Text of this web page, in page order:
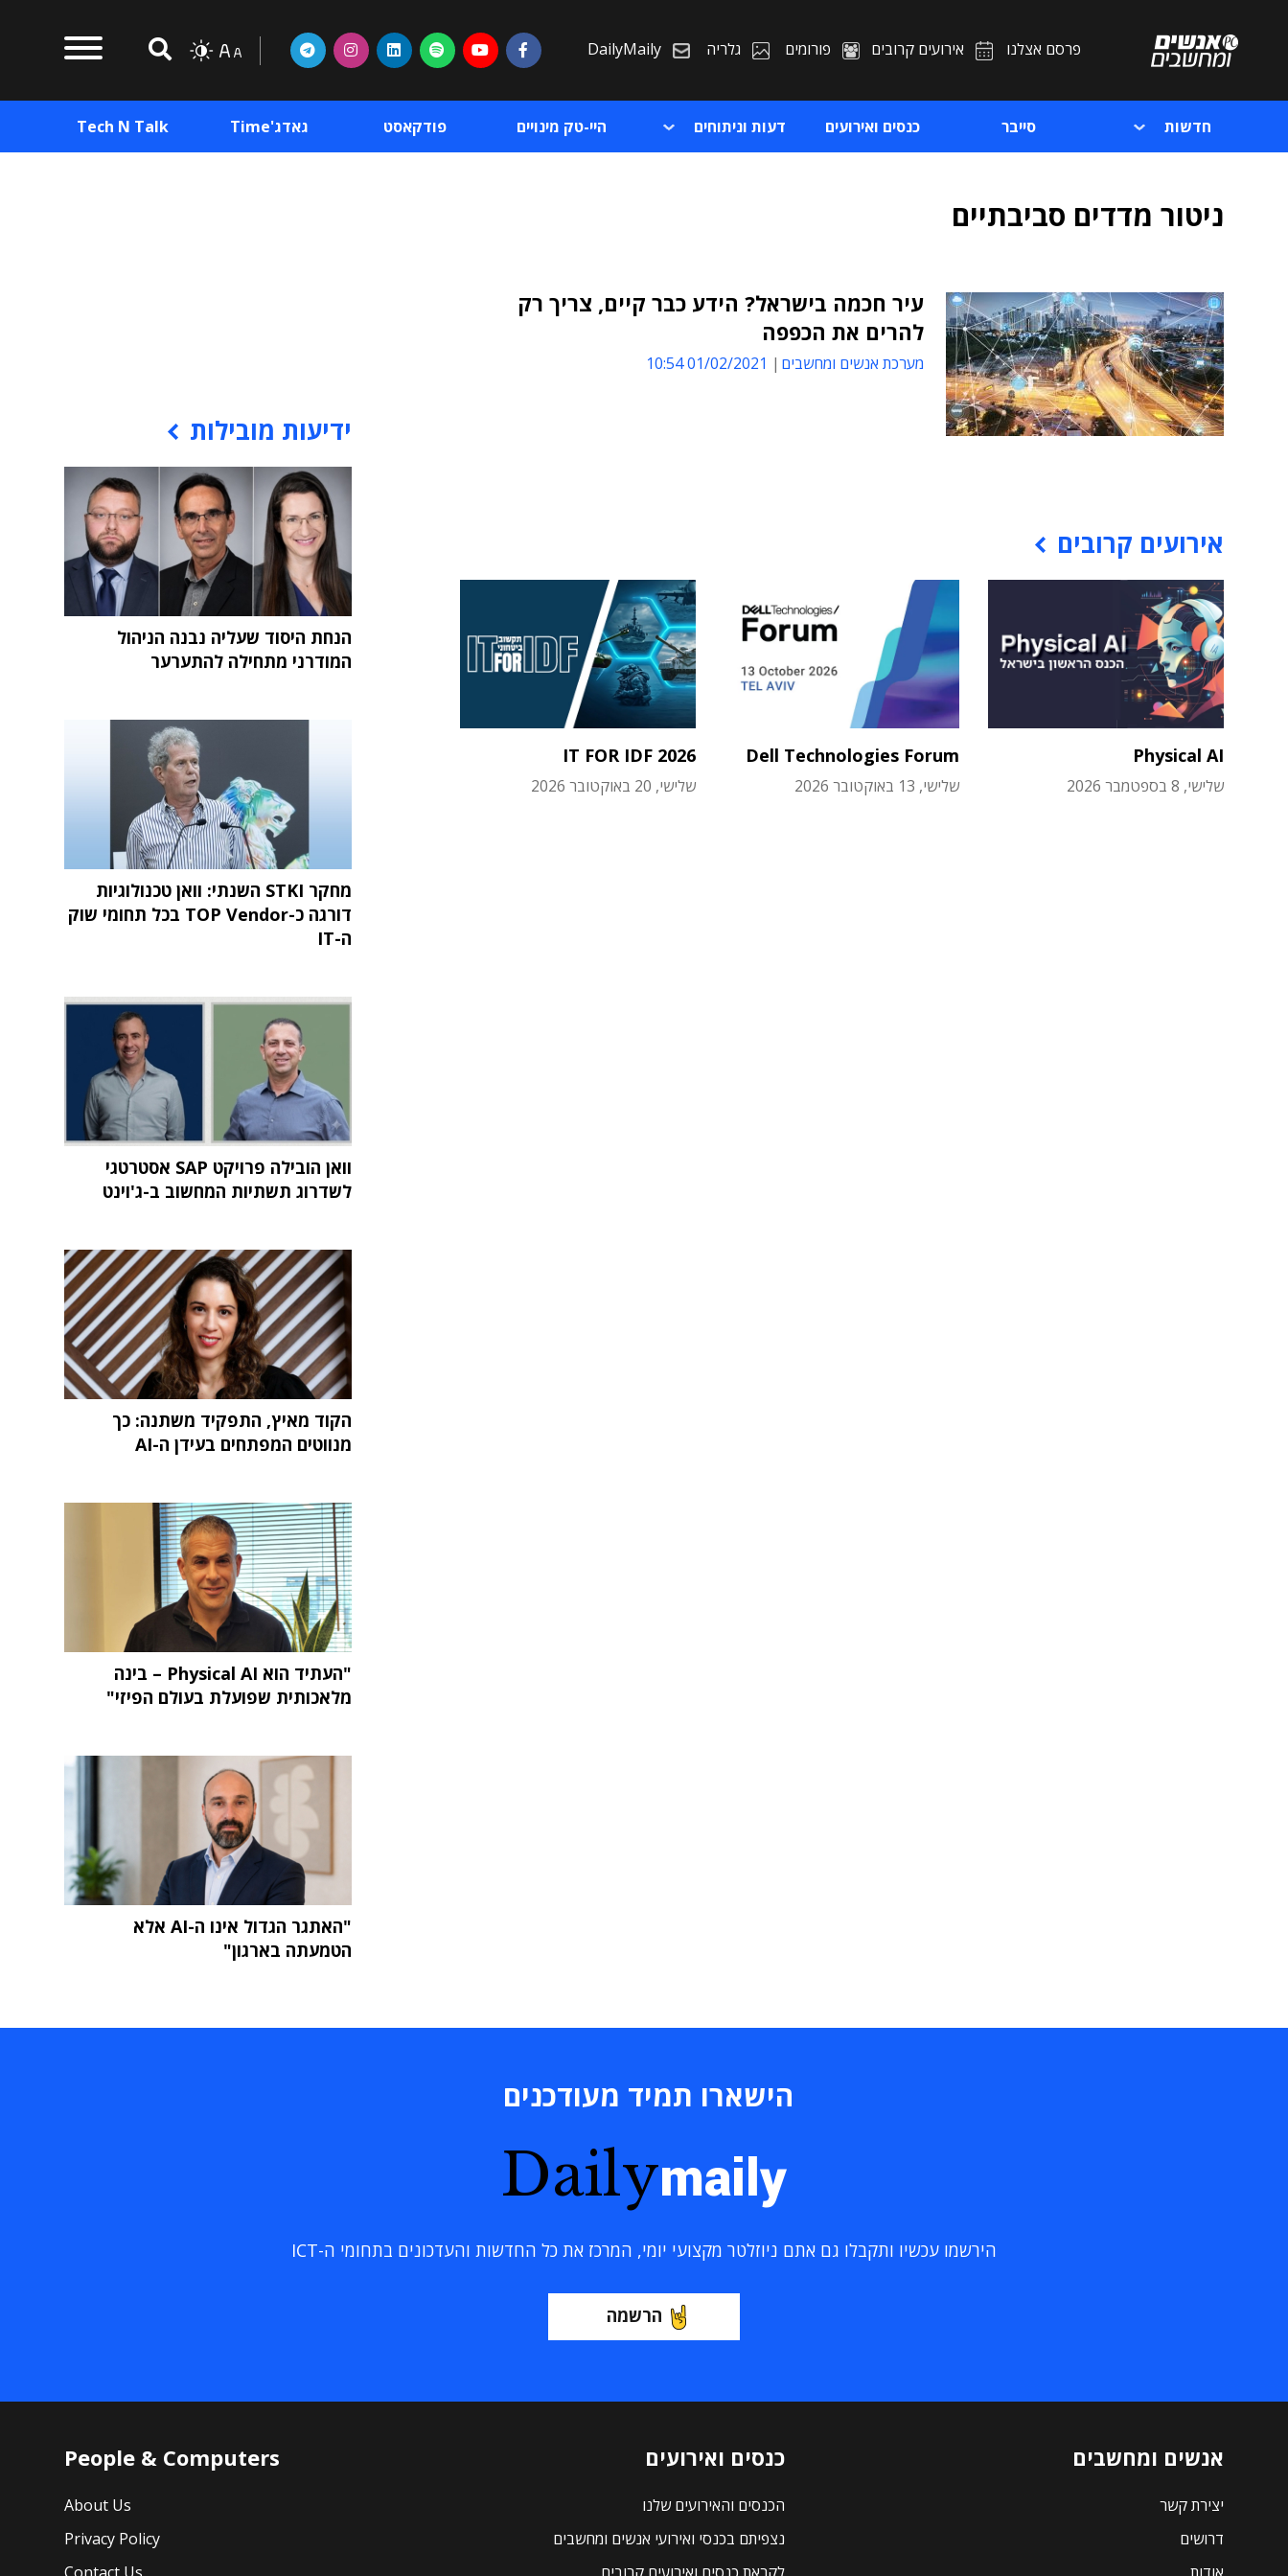
פרסם אצלנו אירועים קרובים פורומים גלריה DailyMaily
חדשות סייבר כנסים ואירועים דעות וניתוחים היי-טק מינויים פודקאסט גאדג'Time Tech N Talk
ניטור מדדים סביבתיים
עיר חכמה בישראל? הידע כבר קיים, צריך רק
להרים את הכפפה
מערכת אנשים ומחשבים 01/02/2021 10:54
אירועים קרובים
Physical AI
שלישי, 8 בספטמבר 2026
Dell Technologies Forum
שלישי, 13 באוקטובר 2026
IT FOR IDF 2026
שלישי, 20 באוקטובר 2026
ידיעות מובילות
הנחת היסוד שעליה נבנה הניהול
המודרני מתחילה להתערער
מחקר STKI השנתי: וואן טכנולוגיות
דורגה כ-TOP Vendor בכל תחומי שוק
ה-IT
וואן הובילה פרויקט SAP אסטרטגי
לשדרוג תשתיות המחשוב ב-ג'וינט
הקוד מאיץ, התפקיד משתנה: כך
מנווטים המפתחים בעידן ה-AI
"העתיד הוא Physical AI – בינה
מלאכותית שפועלת בעולם הפיזי"
"האתגר הגדול אינו ה-AI אלא
הטמעתה בארגון"
הישארו תמיד מעודכנים
Dailymaily
הירשמו עכשיו ותקבלו גם אתם ניוזלטר מקצועי יומי, המרכז את כל החדשות והעדכונים בתחומי ה-ICT
הרשמה
אנשים ומחשבים
יצירת קשר
דרושים
כנסים ואירועים
הכנסים והאירועים שלנו
נצפיתם בכנסי ואירועי אנשים ומחשבים
People & Computers
About Us
Privacy Policy